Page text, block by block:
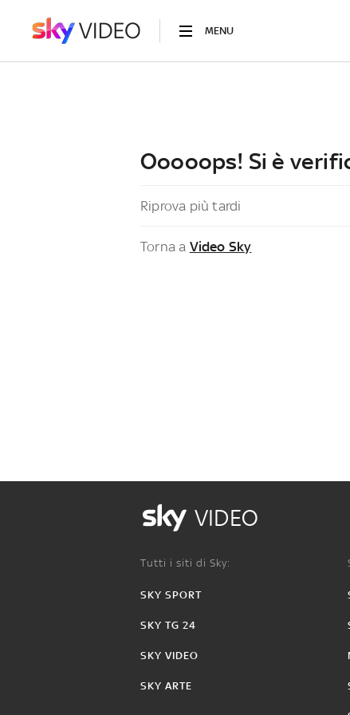
MENU
Ooooops! Si è
Riprova più tardi
Torna a Video Sky
VIDEO
Tutti i siti di Sky:
SKY SPORT
SKY TG 24
SKY VIDEO
SKY ARTE